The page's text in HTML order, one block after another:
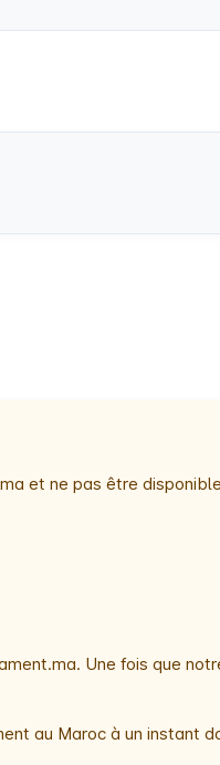
et ne pas être
Une fois que
au Maroc à un instant